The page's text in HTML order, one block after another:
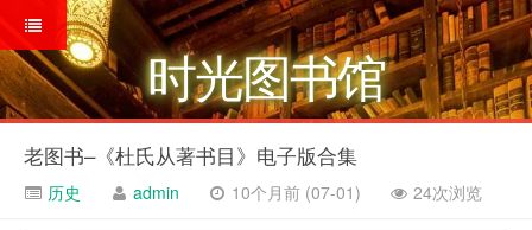
时光图书馆
老图书–《杜氏从著书目》电子版合集
历史 admin 10个月前 (07-01) 24次浏览